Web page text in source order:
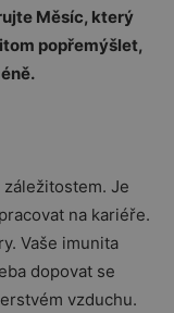
Měsíc, který
popřemýšlet,
Je
na kariéře.
Vaše imunita
dopovat se
vzduchu.